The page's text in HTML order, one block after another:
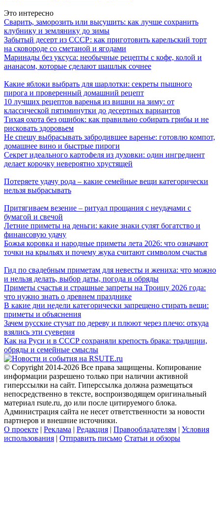
Это интересно
Сварить, заморозить или высушить: как лучше сохранить
клубнику и землянику до зимы
Забытый десерт из СССР: как приготовить карельский торт
на сковороде со сметаной и ягодами
Маринады без уксуса: необычные рецепты с кофе, колой и
ананасом, которые сделают шашлык сочнее
Какие яблоки выбрать для шарлотки: секреты пышного
пирога и проверенный домашний рецепт
10 лучших рецептов варенья из вишни на зиму: от
классической пятиминутки до десертных вариантов
Тихая охота без ошибок: как правильно собирать грибы и не
рисковать здоровьем
Не спешу выбрасывать забродившее варенье: готовлю компот,
домашнее вино и быстрые пироги
Секрет идеального картофеля из духовки: один ингредиент
делает корочку невероятно хрустящей
Потеряете удачу рода – какие семейные вещи категорически
нельзя выбрасывать
Притягиваем везение – ритуал прощания с неудачами с
бумагой и свечой
Летние приметы на деньги: какие знаки сулят богатство и
финансовую удачу
Божья коровка и народные приметы лета 2026: что означают
точки на крыльях и почему жука считают символом счастья
Гид по свадебным приметам для невесты и жениха: что можно
и нельзя делать, выбор даты, погода и обряды
Приметы счастья и страшные запреты на Троицу 2026 года:
что нужно знать о древнем празднике
В какие дни недели категорически запрещено стирать вещи:
приметы и объяснения
Зачем русские стучат по дереву и плюют через плечо: откуда
взялись эти суеверия
Как на Руси и в СССР сохраняли крепость брака: традиции,
обряды и семейные смыслы
© Copyright 2014-2026 Все права защищены. Копирование
информации разрешено только при наличии активной
гиперссылки на сайт. Гиперссылка должна размещаться
непосредственно в тексте, воспроизводящем оригинальный
материал rsute.ru, до или после цитируемого блока.
Администрация сайта не несет ответственности за новости
партнеров и внешние источники.
О проекте | Реклама | Редакция | Правообладателям | Условия
использования | Отправить письмо Статьи и обзоры